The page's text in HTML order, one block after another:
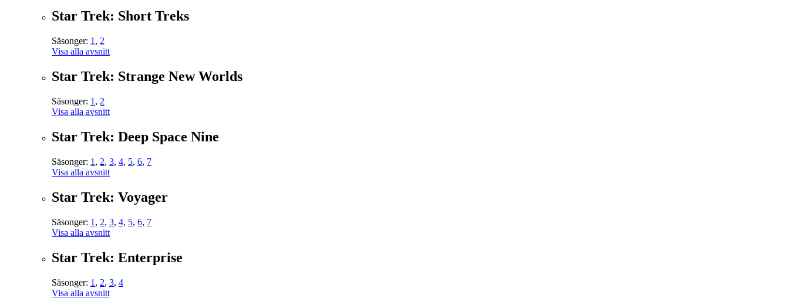
Star Trek: Short Treks
Säsonger: 1 , 2
Visa alla avsnitt
Star Trek: Strange New Worlds
Säsonger: 1 , 2
Visa alla avsnitt
Star Trek: Deep Space Nine
Säsonger: 1 , 2, 3, 4, 5, 6, 7
Visa alla avsnitt
Star Trek: Voyager
Säsonger: 1 , 2, 3, 4, 5, 6, 7
Visa alla avsnitt
Star Trek: Enterprise
Säsonger: 1 , 2, 3, 4
Visa alla avsnitt